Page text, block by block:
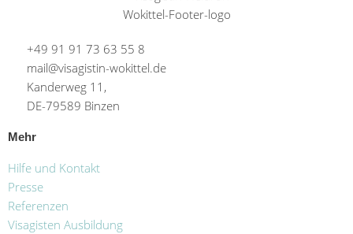
+49 91 91 73 63 55 8
mail@visagistin-wokittel.de
Kanderweg 11,
DE-79589 Binzen
Mehr
Hilfe und Kontakt
Presse
Referenzen
Visagisten Ausbildung